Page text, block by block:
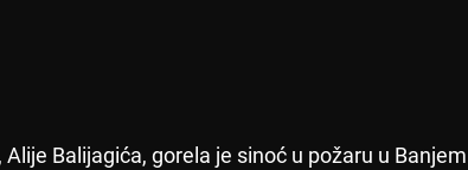
Balijagića, gorela je sinoć u požaru u Banjem